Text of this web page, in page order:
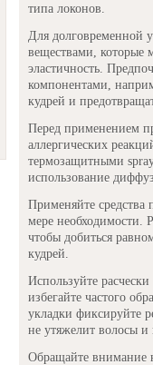
типа локонов.
Для долговременной
веществами, которые
эластичность.
компонентами,
кудрей и
Перед применением
аллергических
термозащитными
использование
Применяйте средства
мере необходимости.
чтобы добиться
кудрей.
Используйте
избегайте частого
укладки фиксируйте
не утяжелит волосы
Обращайте внимание